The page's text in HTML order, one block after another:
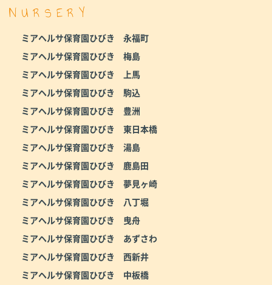
NURSERY
ミアヘルサ保育園ひびき 永福町
ミアヘルサ保育園ひびき 梅島
ミアヘルサ保育園ひびき 上馬
ミアヘルサ保育園ひびき 駒込
ミアヘルサ保育園ひびき 豊洲
ミアヘルサ保育園ひびき 東日本橋
ミアヘルサ保育園ひびき 湯島
ミアヘルサ保育園ひびき 鹿島田
ミアヘルサ保育園ひびき 夢見ヶ崎
ミアヘルサ保育園ひびき 八丁堀
ミアヘルサ保育園ひびき 曳舟
ミアヘルサ保育園ひびき あずさわ
ミアヘルサ保育園ひびき 西新井
ミアヘルサ保育園ひびき 中板橋